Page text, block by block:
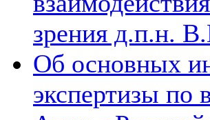
зрения д.п.н.
Об основных
экспертизы по